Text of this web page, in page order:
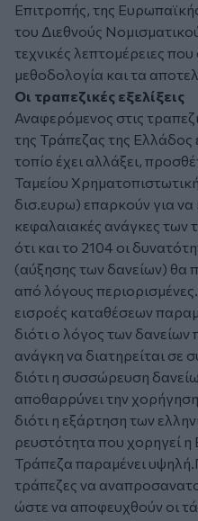
Επιτροπής, της
του Διεθνούς
τεχνικές λεπτομέρειες που
μεθοδολογία και τα
Οι τραπεζικές εξελίξεις
Αναφερόμενος στις
της Τράπεζας της Ελλάδος
τοπίο έχει αλλάξει,
Ταμείου
δισ.ευρω) επαρκούν για
κεφαλαιακές ανάγκες
ότι και το 2104 οι
(αύξησης των δανείων) θα
από λόγους
εισροές καταθέσεων
διότι ο λόγος των δανείων
ανάγκη να διατηρείται σε
διότι η συσσώρευση
αποθαρρύνει την
διότι η εξάρτηση των
ρευστότητα που χορηγεί
Τράπεζα παραμένει
τράπεζες να
ώστε να αποφευχθούν οι